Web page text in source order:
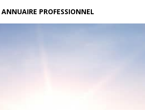
ANNUAIRE PROFESSIONNEL